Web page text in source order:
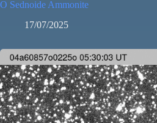
O Sednoide Ammonite
17/07/2025